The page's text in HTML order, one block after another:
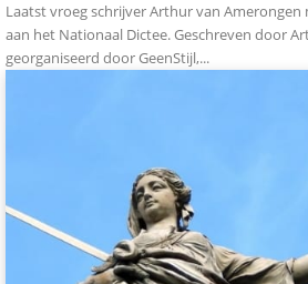
Laatst vroeg schrijver Arthur van Amerongen
aan het Nationaal Dictee. Geschreven door
georganiseerd door GeenStijl,...